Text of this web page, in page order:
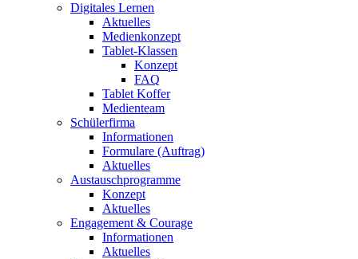
Digitales Lernen
Aktuelles
Medienkonzept
Tablet-Klassen
Konzept
FAQ
Tablet Koffer
Medienteam
Schülerfirma
Informationen
Formulare (Auftrag)
Aktuelles
Austauschprogramme
Konzept
Aktuelles
Engagement & Courage
Informationen
Aktuelles